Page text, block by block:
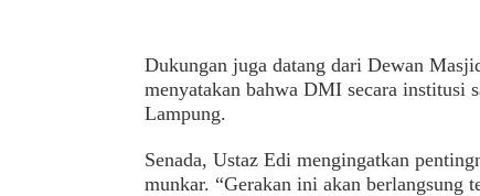
Dukungan juga datang dari Dewan
menyatakan bahwa DMI secara institusi
Lampung.
Senada, Ustaz Edi mengingatkan
munkar. “Gerakan ini akan berlangsung